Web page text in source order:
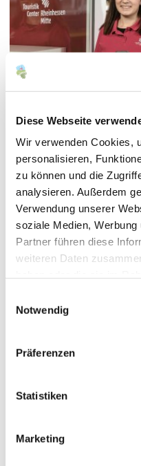
Diese Webseite
Wir verwenden Cookies,
personalisieren,
zu können und die
analysieren. Außerdem
Verwendung unserer
soziale Medien,
Partner führen diese
weiteren Daten
Notwendig
Präferenzen
Statistiken
Marketing
Kontakt